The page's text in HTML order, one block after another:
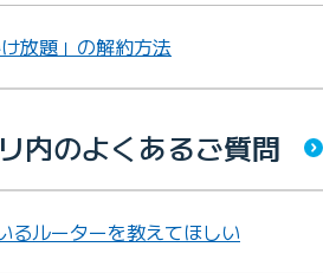
放題」の解約方法
内のよくあるご質問
るルーターを教えてほしい